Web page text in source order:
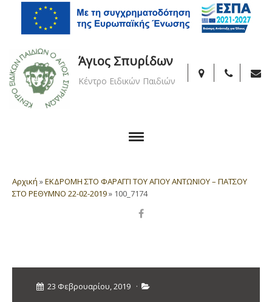
Άγιος Σπυρίδων
Κέντρο Ειδικών Παιδιών
Αρχική »ΕΚΔΡΟΜΗ ΣΤΟ ΦΑΡΑΓΓΙ ΤΟΥ ΑΓΙΟΥ ΑΝΤΩΝΙΟΥ – ΠΑΤΣΟΥ
ΣΤΟ ΡΕΘΥΜΝΟ 22-02-2019» 100_7174
23 Φεβρουαρίου, 2019 ·